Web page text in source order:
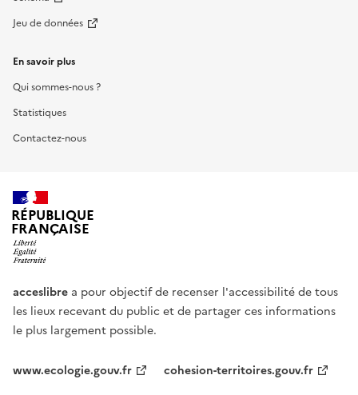
Jeu de données
En savoir plus
Qui sommes-nous ?
Statistiques
Contactez-nous
RÉPUBLIQUE
FRANÇAISE
acceslibre a pour objectif de recenser l'accessibilité de tous
les lieux recevant du public et de partager ces informations
le plus largement possible.
www.ecologie.gouv.fr
cohesion-territoires.gouv.fr